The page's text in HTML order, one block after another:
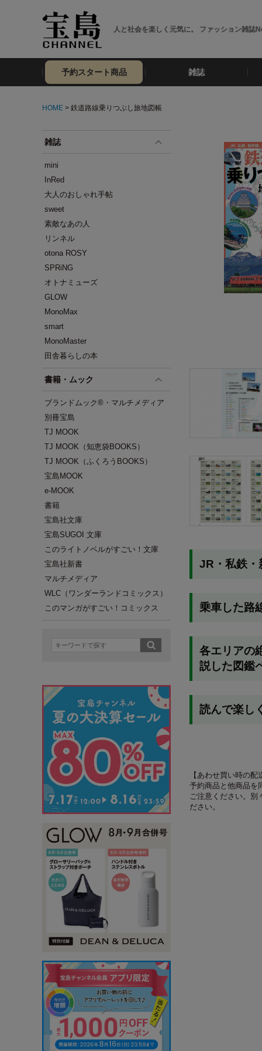
人と社会を楽しく元気に。 ファッション雑誌
予約スタート商品 雑誌
HOME > 鉄道路線乗りつぶし旅地図帳
雑誌
mini
InRed
大人のおしゃれ手帖
sweet
素敵なあの人
リンネル
otona ROSY
SPRiNG
オトナミューズ
GLOW
MonoMax
smart
MonoMaster
田舎暮らしの本
書籍・ムック
ブランドムック®・マルチメディア
別冊宝島
TJ MOOK
TJ MOOK（知恵袋BOOKS）
TJ MOOK（ふくろうBOOKS）
宝島MOOK
e-MOOK
書籍
宝島社文庫
宝島SUGOI 文庫
このライトノベルがすごい！文庫
宝島社新書
マルチメディア
WLC（ワンダーランドコミックス）
このマンガがすごい！コミックス
JR・私鉄・
乗車した路
各エリアの
説した図鑑
読んで楽し
【あわせ買い時の配
予約商品と他商品を
ご注意ください。
ださい。